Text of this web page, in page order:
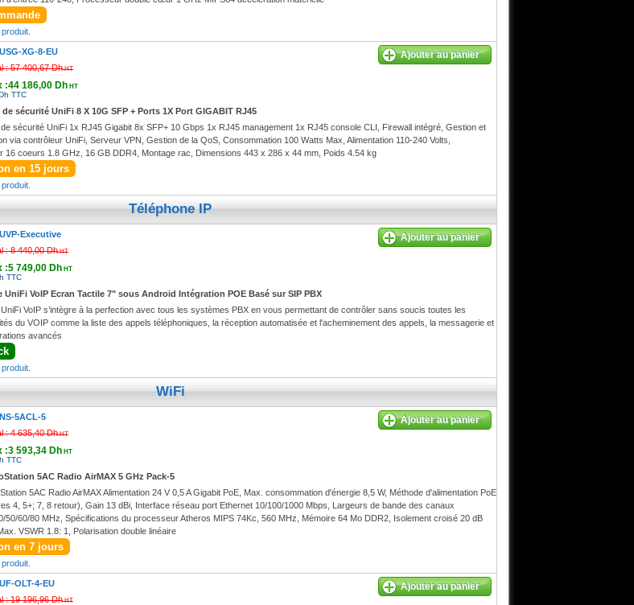
USG-XG-8-EU
:57 400,67 DhHT
:44 186,00 DhHT
TTC
Ajouter au panier
de sécurité UniFi 8 X 10G SFP + Ports 1X Port GIGABIT RJ45
sécurité UniFi 1x RJ45 Gigabit 8x SFP+ 10 Gbps 1x RJ45 management 1x RJ45 console CLI, Firewall intégré, Gestion et
via contrôleur UniFi, Serveur VPN, Gestion de la QoS, Consommation 100 Watts Max, Alimentation 110-240 Volts,
16 coeurs 1.8 GHz, 16 GB DDR4, Montage rac, Dimensions 443 x 286 x 44 mm, Poids 4.54 kg
en 15 jours
Téléphone IP
UVP-Executive
:8 440,00 DhHT
:5 749,00 DhHT
TTC
Ajouter au panier
UniFi VoIP Ecran Tactile 7" sous Android Intégration POE Basé sur SIP PBX
VoIP s’intègre à la perfection avec tous les systèmes PBX en vous permettant de contrôler sans soucis toutes les
du VOIP comme la liste des appels téléphoniques, la réception automatisée et l'acheminement des appels, la messagerie et
avancés
WiFi
NS-5ACL-5
:4 635,40 DhHT
:3 593,34 DhHT
TTC
Ajouter au panier
5AC Radio AirMAX 5 GHz Pack-5
5AC Radio AirMAX Alimentation 24 V 0,5 A Gigabit PoE, Max. consommation d'énergie 8,5 W, Méthode d'alimentation PoE
4, 5+; 7, 8 retour), Gain 13 dBi, Interface réseau port Ethernet 10/100/1000 Mbps, Largeurs de bande des canaux
50/60/80 MHz, Spécifications du processeur Atheros MIPS 74Kc, 560 MHz, Mémoire 64 Mo DDR2, Isolement croisé 20 dB
VSWR 1.8: 1, Polarisation double linéaire
en 7 jours
UF-OLT-4-EU
:19 196,96 DhHT
Ajouter au panier